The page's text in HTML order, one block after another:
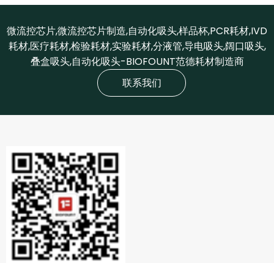
微流控芯片,微流控芯片制造,自动化吸头,样品杯,PCR耗材,IVD
耗材,医疗耗材,检验耗材,实验耗材,分液管,导电吸头,阔口吸头,
叠盒吸头,自动化吸头-BIOFOUNT范德耗材制造商
联系我们